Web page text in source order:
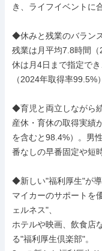
き、ライフイベントに
◆休みと残業のバラン
残業は月平均7.8時間
休は月4日まで指定で
（2024年取得率99.5%
◆育児と両立しながら
産休・育休の取得実績
を含むと98.4%）。男
番なしの早番固定や短
◆新しい"福利厚生"が導
マイカーのサポートを
ェルネス"、
ホテルや映画、飲食店
る"福利厚生倶楽部"。